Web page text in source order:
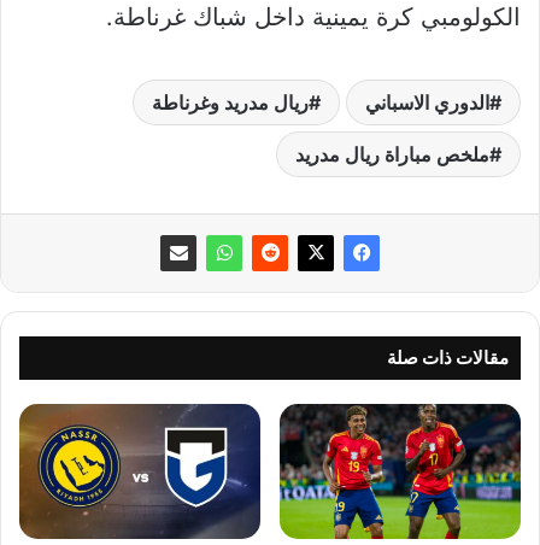
الكولومبي كرة يمينية داخل شباك غرناطة.
الدوري الاسباني ريال مدريد وغرناطة
ملخص مباراة ريال مدريد
مقالات ذات صلة